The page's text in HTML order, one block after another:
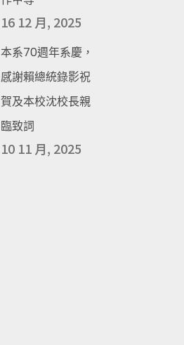
16 12 月, 2025
本系70週年系慶，
感謝賴總統錄影祝
賀及本校沈校長親
臨致詞
10 11 月, 2025